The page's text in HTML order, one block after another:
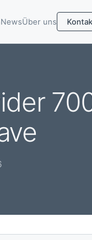
NewsÜber uns